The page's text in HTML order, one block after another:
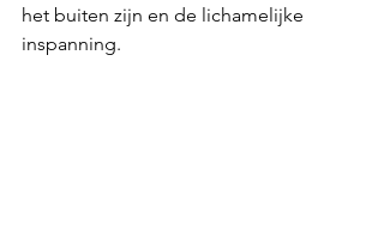
het buiten zijn en de lichamelijke
inspanning.